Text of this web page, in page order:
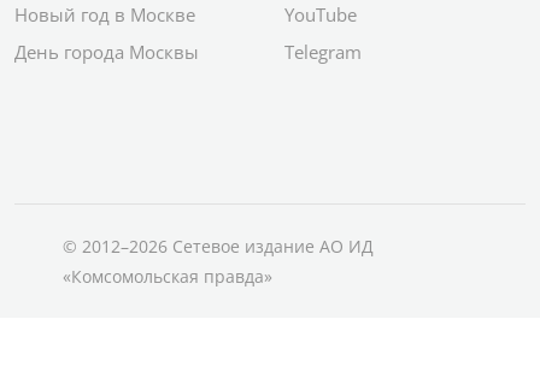
Новый год в Москве
День города Москвы
YouTube
Telegram
© 2012–2026 Сетевое издание АО ИД
«Комсомольская правда»